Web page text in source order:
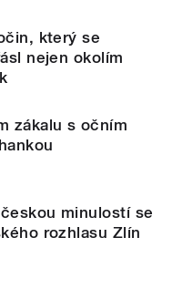
který se
nejen okolím
zákalu s očním
minulostí se
rozhlasu Zlín